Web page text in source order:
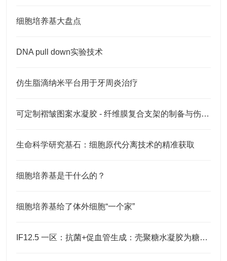
细胞培养基大盘点
DNA pull down实验技术
仿生脂滴纳米平台用于牙周炎治疗
可定制褶皱图案水凝胶 - 纤维膜复合支架的制备与伤口愈合应用
生命科学研究基石：细胞原代分离技术的精准获取
细胞培养基是干什么的？
细胞培养基给了体外细胞“一个家”
IF12.5 一区：抗菌+促血管生成：壳聚糖水凝胶为糖尿病足治疗注入新希望